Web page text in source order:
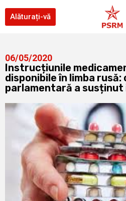
Alăturați-vă
06/05/2020
Instrucțiunile
disponibile în limba rusă:
parlamentară a susținut